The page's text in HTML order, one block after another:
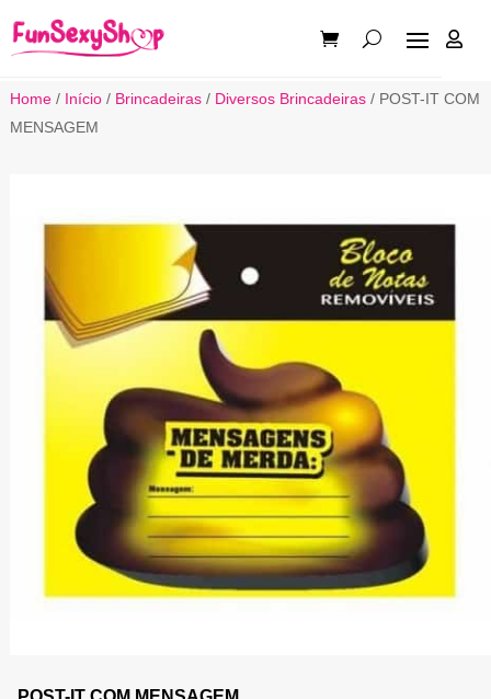

Home/ Início/ Brincadeiras/ Diversos Brincadeiras/ POST-IT COM
MENSAGEM